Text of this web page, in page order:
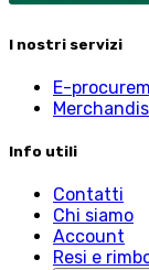
I nostri servizi
E-
Info utili
Contatti
Chi siamo
Account
Resi e